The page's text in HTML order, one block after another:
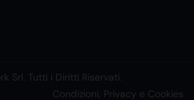
Srl. Tutti i Diritti Riservati.
Condizioni, Privacy e Cookies